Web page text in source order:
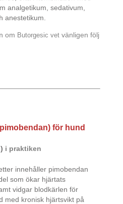
analgetikum, sedativum,
anestetikum.
om Butorgesic vet vänligen följ
för hund
i praktiken
innehåller pimobendan
som ökar hjärtats
vidgar blodkärlen för
med kronisk hjärtsvikt på